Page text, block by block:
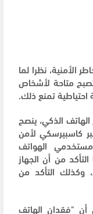
الأمنية، نظرا لما
متاحة لأشخاص
احتياطية تمنع ذلك.
الذكي، ينصح
كاسبيرسكي لأمن
مستخدمي الهواتف
من أن الجهاز
التأكد من
أن "فقدان الهاتف